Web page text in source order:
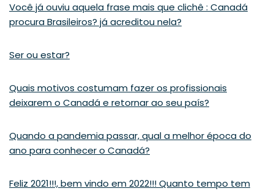
Você já ouviu aquela frase mais que clichê : Canadá
procura Brasileiros? já acreditou nela?
Ser ou estar?
Quais motivos costumam fazer os profissionais
deixarem o Canadá e retornar ao seu país?
Quando a pandemia passar, qual a melhor época do
ano para conhecer o Canadá?
Feliz 2021!!!, bem vindo em 2022!!! Quanto tempo tem